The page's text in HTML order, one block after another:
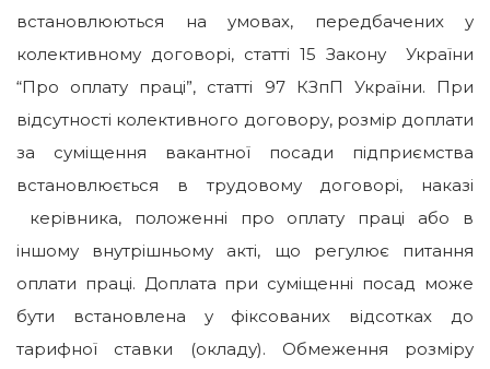
встановлюються на умовах, передбачених у
колективному договорі, статті 15 Закону України
“Про оплату праці”, статті 97 КЗпП України. При
відсутності колективного договору, розмір доплати
за суміщення вакантної посади підприємства
встановлюється в трудовому договорі, наказі
керівника, положенні про оплату праці або в
іншому внутрішньому акті, що регулює питання
оплати праці. Доплата при суміщенні посад може
бути встановлена у фіксованих відсотках до
тарифної ставки (окладу). Обмеження розміру